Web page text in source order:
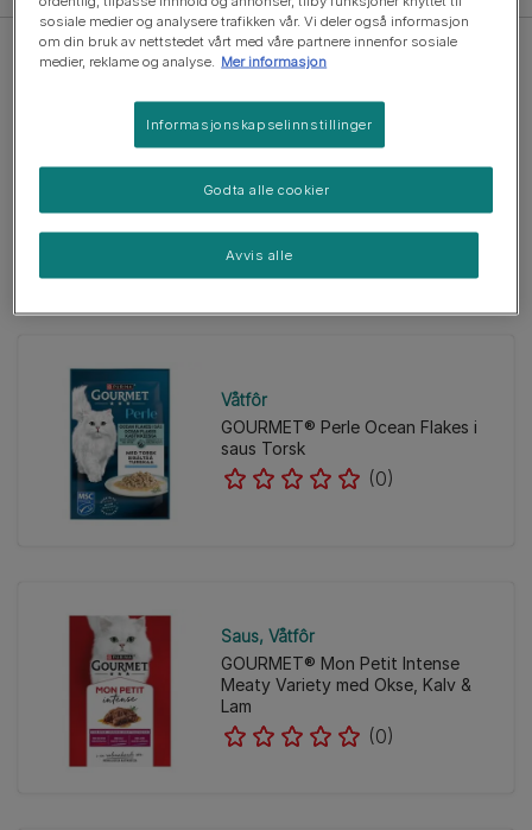
Våtfôr
saus Rødspette
(0)
Våtfôr
GOURMET® Perle Ocean Flakes i
saus Torsk
(0)
Saus Våtfôr
GOURMET® Mon Petit Intense
Meaty Variety med Okse, Kalv &
Lam
(0)
sosiale medier og analysere trafikken vår. Vi deler også informasjon
om din bruk av nettstedet vårt med våre partnere innenfor sosiale
medier, reklame og analyse.
Mer informasjon
Informasjonskapselinnstillinger
Avvis alle
Godta alle cookier